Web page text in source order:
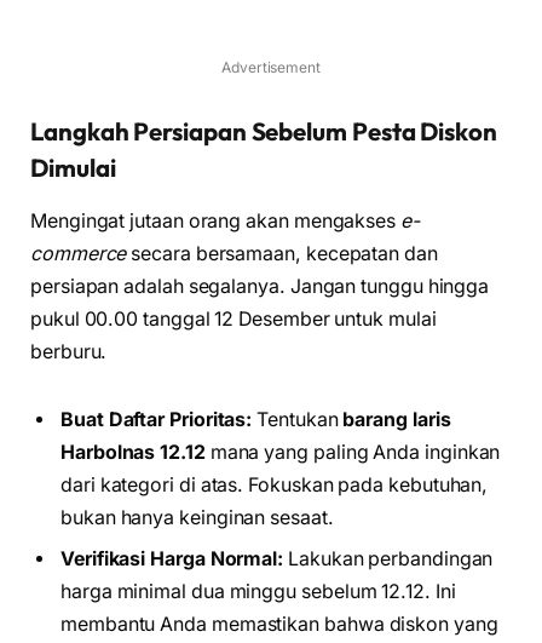
Advertisement
Langkah Persiapan Sebelum Pesta Diskon
Dimulai
Mengingat jutaan orang akan mengakses e-
commercesecara bersamaan, kecepatan dan
persiapan adalah segalanya. Jangan tunggu hingga
pukul 00.00 tanggal 12 Desember untuk mulai
berburu.
Buat Daftar Prioritas: Tentukan barang laris
Harbolnas 12.12mana yang paling Anda inginkan
dari kategori di atas. Fokuskan pada kebutuhan,
bukan hanya keinginan sesaat.
Verifikasi Harga Normal: Lakukan perbandingan
harga minimal dua minggu sebelum 12.12. Ini
membantu Anda memastikan bahwa diskon yang